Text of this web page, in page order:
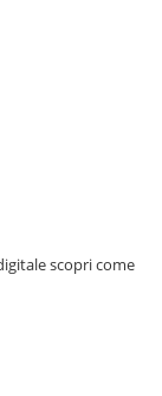
scopri come